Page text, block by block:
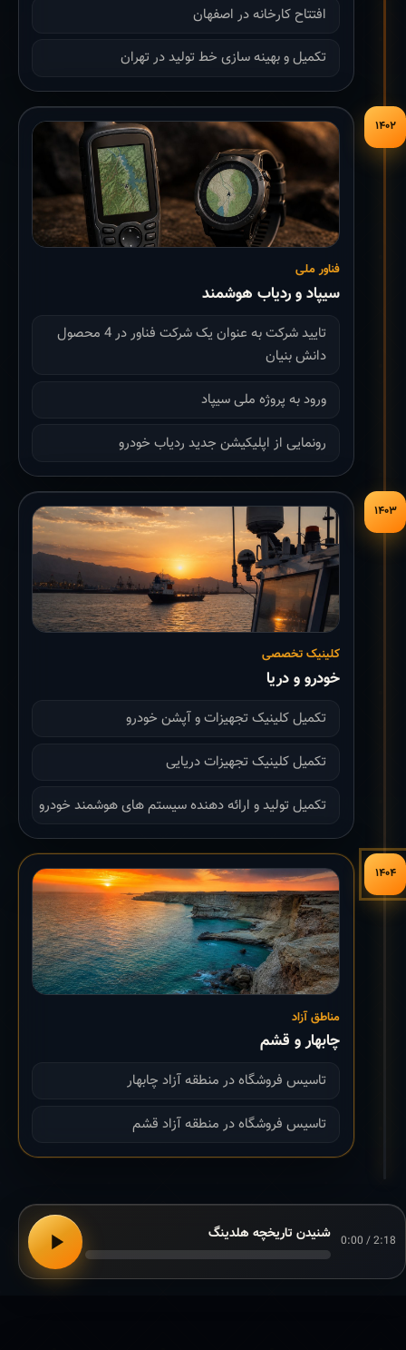
افتتاح کارخانه در اصفهان
تکمیل و بهینه سازی خط تولید در تهران
۱۴۰۲
فناور ملی
سیپاد و ردیاب هوشمند
تایید شرکت به عنوان یک شرکت فناور در 4 محصول
دانش بنیان
ورود به پروژه ملی سیپاد
رونمایی از اپلیکیشن جدید ردیاب خودرو
۱۴۰۳
کلینیک تخصصی
خودرو و دریا
تکمیل کلینیک تجهیزات و آپشن خودرو
تکمیل کلینیک تجهیزات دریایی
تکمیل تولید و ارائه دهنده سیستم های هوشمند خودرو
۱۴۰۴
مناطق آزاد
چابهار و قشم
تاسیس فروشگاه در منطقه آزاد چابهار
تاسیس فروشگاه در منطقه آزاد قشم
0:00 / 2:18 شنیدن تاریخچه هلدینگ